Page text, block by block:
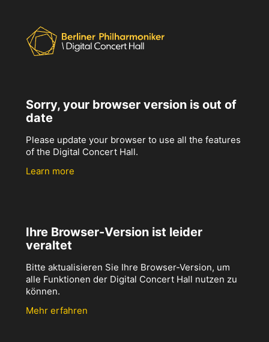
Sorry, your browser version is out of
date
Please update your browser to use all the features
of the Digital Concert Hall.
Learn more
Ihre Browser-Version ist leider
veraltet
Bitte aktualisieren Sie Ihre Browser-Version, um
alle Funktionen der Digital Concert Hall nutzen zu
können.
Mehr erfahren